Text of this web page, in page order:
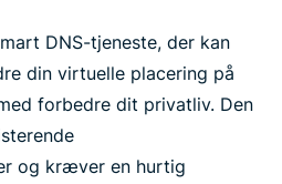
DNS-tjeneste, der kan
din virtuelle placering på
forbedre dit privatliv. Den
og kræver en hurtig